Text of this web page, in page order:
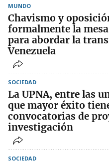
MUNDO
Chavismo y
formalmente la
para abordar la
Venezuela
SOCIEDAD
La UPNA, entre las
que mayor éxito
convocatorias de
investigación
SOCIEDAD